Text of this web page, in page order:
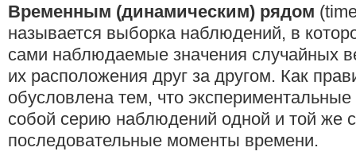
Временным (динамическим) рядом
называется выборка наблюдений, в
сами наблюдаемые значения случайных
их расположения друг за другом. Как
обусловлена тем, что
собой серию наблюдений одной и той же
последовательные моменты времени.